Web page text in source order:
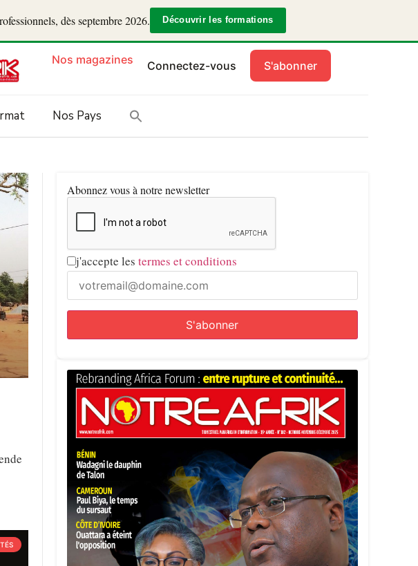
dès septembre 2026. Découvrir les formations
Nos magazines Connectez-vous S'abonner
Nos Pays
Abonnez vous à notre newsletter
j'accepte les termes et conditions